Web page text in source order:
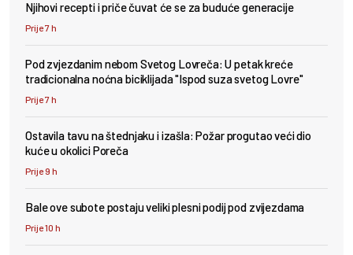
Njihovi recepti i priče čuvat će se za buduće generacije
Prije 7 h
Pod zvjezdanim nebom Svetog Lovreča: U petak kreće
tradicionalna noćna biciklijada "Ispod suza svetog Lovre"
Prije 7 h
Ostavila tavu na štednjaku i izašla: Požar progutao veći dio
kuće u okolici Poreča
Prije 9 h
Bale ove subote postaju veliki plesni podij pod zvijezdama
Prije 10 h